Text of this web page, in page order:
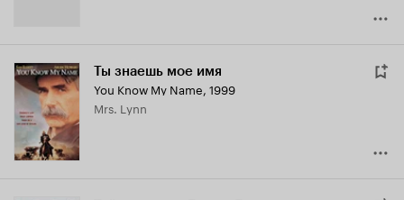
Ты знаешь мое имя
You Know My Name, 1999
Mrs. Lynn